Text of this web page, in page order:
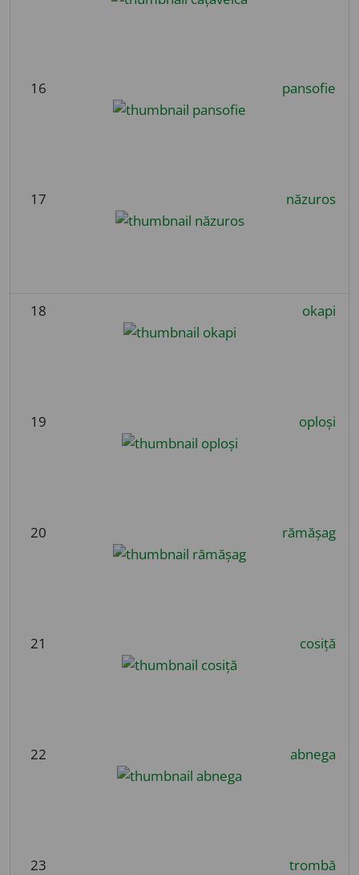
16 pansofie
17 năzuros
18 okapi
19 oploși
20 rămășag
21 cosiță
22 abnega
23 trombă